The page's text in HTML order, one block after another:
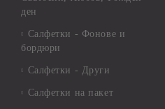
ден
Салфетки - Фонове и
бордюри
Салфетки - Други
Салфетки на пакет